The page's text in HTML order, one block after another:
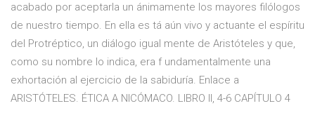
acabado por aceptarla un ánimamente los mayores filólogos
de nuestro tiempo. En ella es tá aún vivo y actuante el espíritu
del Protréptico, un diálogo igual mente de Aristóteles y que,
como su nombre lo indica, era f undamentalmente una
exhortación al ejercicio de la sabiduría. Enlace a
ARISTÓTELES. ÉTICA A NICÓMACO. LIBRO II, 4-6 CAPÍTULO 4